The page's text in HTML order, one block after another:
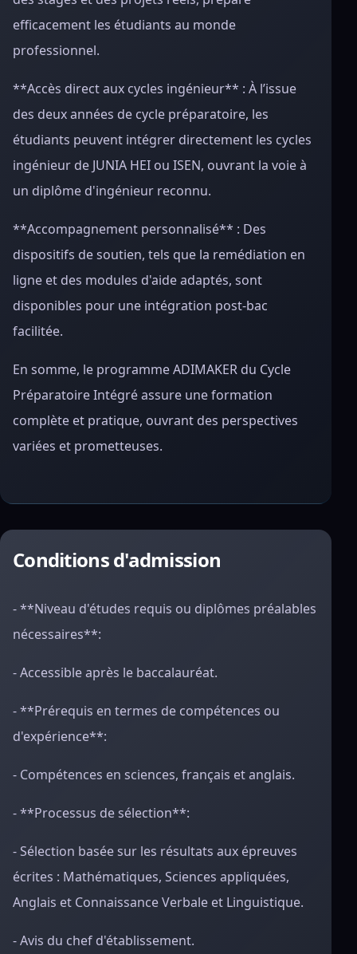
efficacement les étudiants au monde
professionnel.
**Accès direct aux cycles ingénieur** : À l’issue
des deux années de cycle préparatoire, les
étudiants peuvent intégrer directement les cycles
ingénieur de JUNIA HEI ou ISEN, ouvrant la voie à
un diplôme d'ingénieur reconnu.
**Accompagnement personnalisé** : Des
dispositifs de soutien, tels que la remédiation en
ligne et des modules d'aide adaptés, sont
disponibles pour une intégration post-bac
facilitée.
En somme, le programme ADIMAKER du Cycle
Préparatoire Intégré assure une formation
complète et pratique, ouvrant des perspectives
variées et prometteuses.
Conditions d'admission
- **Niveau d'études requis ou diplômes préalables
nécessaires**:
- Accessible après le baccalauréat.
- **Prérequis en termes de compétences ou
d'expérience**:
- Compétences en sciences, français et anglais.
- **Processus de sélection**:
- Sélection basée sur les résultats aux épreuves
écrites : Mathématiques, Sciences appliquées,
Anglais et Connaissance Verbale et Linguistique.
- Avis du chef d'établissement.